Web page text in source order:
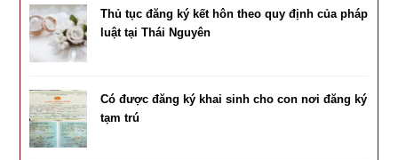
Thủ tục đăng ký kết hôn theo quy định của pháp
luật tại Thái Nguyên
Có được đăng ký khai sinh cho con nơi đăng ký
tạm trú